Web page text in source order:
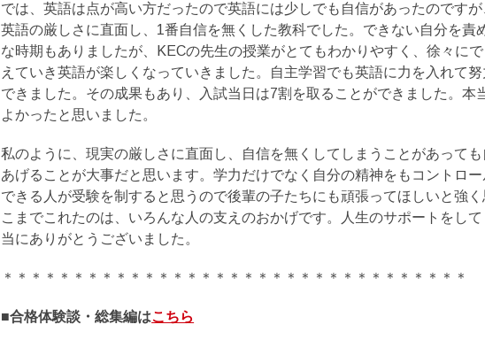
では、英語は点が高い方だったので英語には少しでも自信があったのです
英語の厳しさに直面し、1番自信を無くした教科でした。できない自分を責
な時期もありましたが、KECの先生の授業がとてもわかりやすく、徐々に
えていき英語が楽しくなっていきました。自主学習でも英語に力を入れて
できました。その成果もあり、入試当日は7割を取ることができました。本
よかったと思いました。
私のように、現実の厳しさに直面し、自信を無くしてしまうことがあって
あげることが大事だと思います。学力だけでなく自分の精神をもコントロ
できる人が受験を制すると思うので後輩の子たちにも頑張ってほしいと強
こまでこれたのは、いろんな人の支えのおかげです。人生のサポートをし
当にありがとうございました。
＊＊＊＊＊＊＊＊＊＊＊＊＊＊＊＊＊＊＊＊＊＊＊＊＊＊＊＊＊＊＊＊＊
■合格体験談・総集編はこちら